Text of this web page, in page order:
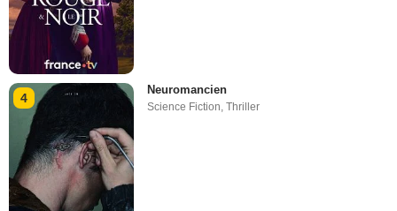
4
Neuromancien
Science Fiction ,Thriller